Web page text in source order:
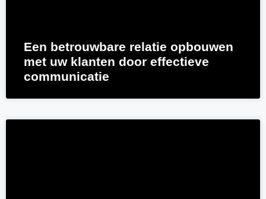
Een betrouwbare relatie opbouwen
met uw klanten door effectieve
communicatie